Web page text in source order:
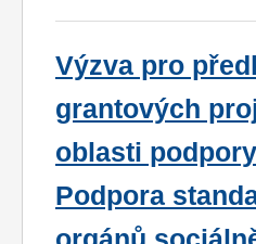
Výzva pro
grantových
oblasti
Podpora